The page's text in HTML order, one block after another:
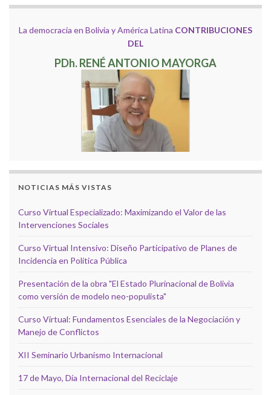
La democracia en Bolivia y América Latina CONTRIBUCIONES
DEL
PDh. RENÉ ANTONIO MAYORGA
NOTICIAS MÁS VISTAS
Curso Virtual Especializado: Maximizando el Valor de las
Intervenciones Sociales
Curso Virtual Intensivo: Diseño Participativo de Planes de
Incidencia en Política Pública
Presentación de la obra "El Estado Plurinacional de Bolivia
como versión de modelo neo-populista"
Curso Virtual: Fundamentos Esenciales de la Negociación y
Manejo de Conflictos
XII Seminario Urbanismo Internacional
17 de Mayo, Día Internacional del Reciclaje